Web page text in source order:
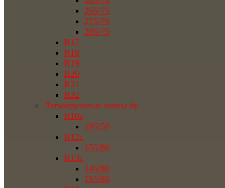
265/75
275/70
285/75
R17
R18
R19
R20
R21
R22
Легкогрузовые шины бу
R10c
195/50
R12c
155/80
R13c
145/80
155/80